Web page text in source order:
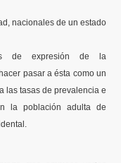
nacionales de un estado
de expresión de la
pasar a ésta como un
las tasas de prevalencia e
la población adulta de